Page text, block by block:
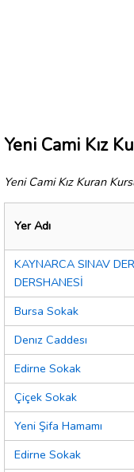
Yeni Cami Kız
Yeni Cami Kız Kuran
Yer Adı
KAYNARCA SINAV
DERSHANESİ
Bursa Sokak
Denız Caddesı
Edirne Sokak
Çiçek Sokak
Yeni Şifa Hamamı
Edirne Sokak